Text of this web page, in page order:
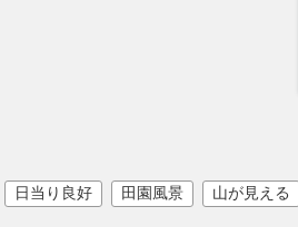
日当り良好 田園風景 山が見える